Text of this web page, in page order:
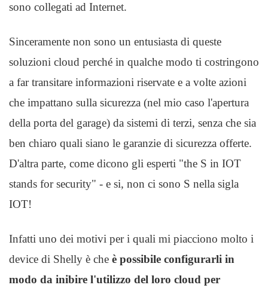
sono collegati ad Internet.
Sinceramente non sono un entusiasta di queste
soluzioni cloud perché in qualche modo ti costringono
a far transitare informazioni riservate e a volte azioni
che impattano sulla sicurezza (nel mio caso l'apertura
della porta del garage) da sistemi di terzi, senza che sia
ben chiaro quali siano le garanzie di sicurezza offerte.
D'altra parte, come dicono gli esperti "the S in IOT
stands for security" - e si, non ci sono S nella sigla
IOT!
Infatti uno dei motivi per i quali mi piacciono molto i
device di Shelly è che è possibile configurarli in
modo da inibire l'utilizzo del loro cloud per